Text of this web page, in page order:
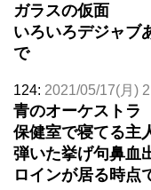
ガラスの仮面
いろいろデジャブ
で
124: 2021/05/17(月)
青のオーケストラ
保健室で寝てる主
弾いた挙げ句鼻血
ロインが居る時点